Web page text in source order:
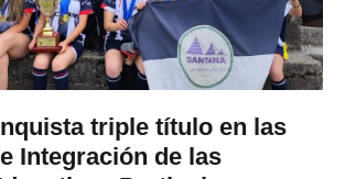
triple título en las
Integración de las